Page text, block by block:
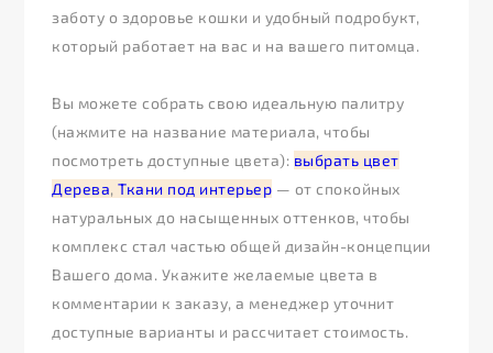
заботу о здоровье кошки и удобный подробукт,
который работает на вас и на вашего питомца.
Вы можете собрать свою идеальную палитру
(нажмите на название материала, чтобы
посмотреть доступные цвета): выбрать цвет
Дерева,Ткани под интерьер — от спокойных
натуральных до насыщенных оттенков, чтобы
комплекс стал частью общей дизайн-концепции
Вашего дома. Укажите желаемые цвета в
комментарии к заказу, а менеджер уточнит
доступные варианты и рассчитает стоимость.